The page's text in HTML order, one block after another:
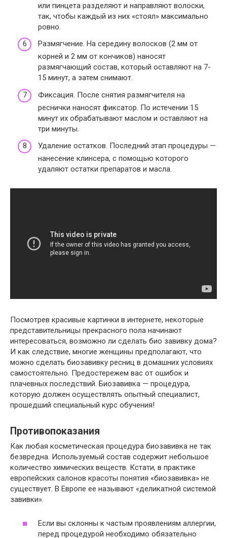
или пинцета разделяют и направляют волоски,
так, чтобы каждый из них «стоял» максимально
ровно.
Размягчение. На середину волосков (2 мм от
корней и 2 мм от кончиков) наносят
размягчающий состав, который оставляют на 7-
15 минут, а затем снимают.
Фиксация. После снятия размягчителя на
реснички наносят фиксатор. По истечении 15
минут их обрабатывают маслом и оставляют на
три минуты.
Удаление остатков. Последний этап процедуры —
нанесение клинсера, с помощью которого
удаляют остатки препаратов и масла.
Посмотрев красивые картинки в интернете, некоторые
представительницы прекрасного пола начинают
интересоваться, возможно ли сделать био завивку дома?
И как следствие, многие женщины предполагают, что
можно сделать биозавивку ресниц в домашних условиях
самостоятельно. Предостережем вас от ошибок и
плачевных последствий. Биозавивка — процедура,
которую должен осуществлять опытный специалист,
прошедший специальный курс обучения!
Противопоказания
Как любая косметическая процедура биозавивка не так
безвредна. Используемый состав содержит небольшое
количество химических веществ. Кстати, в практике
европейских салонов красоты понятия «биозавивка» не
существует. В Европе ее называют «деликатной системой
завивки».
Если вы склонны к частым проявлениям аллергии,
перед процедурой необходимо обязательно